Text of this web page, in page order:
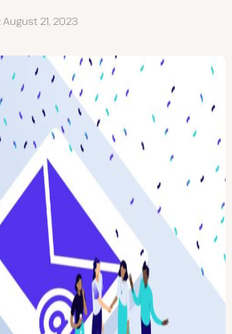
August 21, 2023